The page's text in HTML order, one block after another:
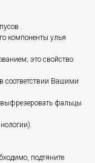
.
компоненты улья
это свойство
соответствии Вашими
фальцы
подтяните